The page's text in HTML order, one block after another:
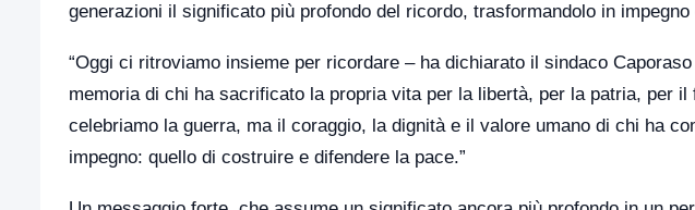
generazioni il significato più profondo del ricordo, trasformandolo in impegno
“Oggi ci ritroviamo insieme per ricordare – ha dichiarato il sindaco
memoria di chi ha sacrificato la propria vita per la libertà, per la patria, per
celebriamo la guerra, ma il coraggio, la dignità e il valore umano di chi ha
impegno: quello di costruire e difendere la pace.”